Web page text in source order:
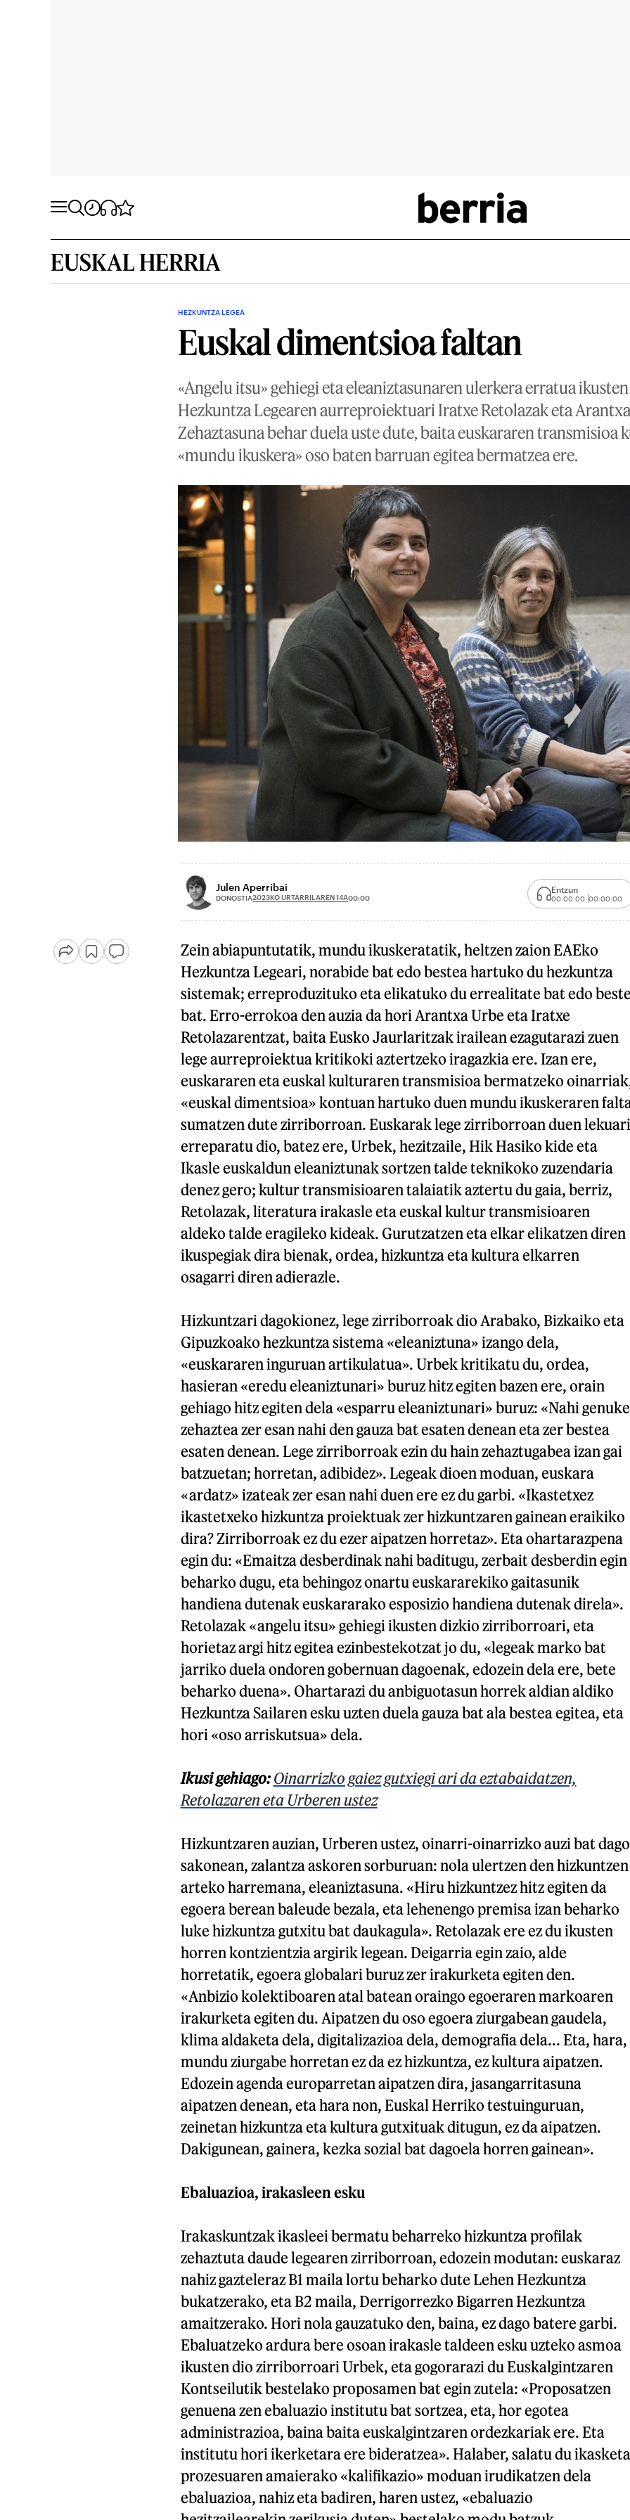
EUSKAL HERRIA
HEZKUNTZA LEGEA
Euskal dimentsioa faltan
«Angelu itsu» gehiegi eta eleaniztasunaren ulerkera erratua
Hezkuntza Legearen aurreproiektuari Iratxe Retolazak eta
Zehaztasuna behar duela uste dute, baita euskararen transmisioa
«mundu ikuskera» oso baten barruan egitea bermatzea ere.
Julen Aperribai
DONOSTIA2023KO URTARRILAREN 14A00:00
Entzun
00:00:00 00:00:00
Zein abiapuntutatik, mundu ikuskeratatik, heltzen zaion EAEko
Hezkuntza Legeari, norabide bat edo bestea hartuko du hezkuntza
sistemak; erreproduzituko eta elikatuko du errealitate bat edo beste
bat. Erro-errokoa den auzia da hori Arantxa Urbe eta Iratxe
Retolazarentzat, baita Eusko Jaurlaritzak irailean ezagutarazi zuen
lege aurreproiektua kritikoki aztertzeko iragazkia ere. Izan ere,
euskararen eta euskal kulturaren transmisioa bermatzeko
«euskal dimentsioa» kontuan hartuko duen mundu ikuskeraren falta
sumatzen dute zirriborroan. Euskarak lege zirriborroan duen lekuari
erreparatu dio, batez ere, Urbek, hezitzaile, Hik Hasiko kide eta
Ikasle euskaldun eleaniztunak sortzen talde teknikoko zuzendaria
denez gero; kultur transmisioaren talaiatik aztertu du gaia, berriz,
Retolazak, literatura irakasle eta euskal kultur transmisioaren
aldeko talde eragileko kideak. Gurutzatzen eta elkar elikatzen diren
ikuspegiak dira bienak, ordea, hizkuntza eta kultura elkarren
osagarri diren adierazle.
Hizkuntzari dagokionez, lege zirriborroak dio Arabako, Bizkaiko eta
Gipuzkoako hezkuntza sistema «eleaniztuna» izango dela,
«euskararen inguruan artikulatua». Urbek kritikatu du, ordea,
hasieran «eredu eleaniztunari» buruz hitz egiten bazen ere, orain
gehiago hitz egiten dela «esparru eleaniztunari» buruz: «Nahi genuke
zehaztea zer esan nahi den gauza bat esaten denean eta zer bestea
esaten denean. Lege zirriborroak ezin du hain zehaztugabea izan gai
batzuetan; horretan, adibidez». Legeak dioen moduan, euskara
«ardatz» izateak zer esan nahi duen ere ez du garbi. «Ikastetxez
ikastetxeko hizkuntza proiektuak zer hizkuntzaren gainean eraikiko
dira? Zirriborroak ez du ezer aipatzen horretaz». Eta ohartarazpena
egin du: «Emaitza desberdinak nahi baditugu, zerbait desberdin egin
beharko dugu, eta behingoz onartu euskararekiko gaitasunik
handiena dutenak euskararako esposizio handiena dutenak direla».
Retolazak «angelu itsu» gehiegi ikusten dizkio zirriborroari, eta
horietaz argi hitz egitea ezinbestekotzat jo du, «legeak marko bat
jarriko duela ondoren gobernuan dagoenak, edozein dela ere, bete
beharko duena». Ohartarazi du anbiguotasun horrek aldian aldiko
Hezkuntza Sailaren esku uzten duela gauza bat ala bestea egitea, eta
hori «oso arriskutsua» dela.
Ikusi gehiago: Oinarrizko gaiez gutxiegi ari da eztabaidatzen,
Retolazaren eta Urberen ustez
Hizkuntzaren auzian, Urberen ustez, oinarri-oinarrizko auzi bat dago
sakonean, zalantza askoren sorburuan: nola ulertzen den hizkuntzen
arteko harremana, eleaniztasuna. «Hiru hizkuntzez hitz egiten da
egoera berean baleude bezala, eta lehenengo premisa izan beharko
luke hizkuntza gutxitu bat daukagula». Retolazak ere ez du ikusten
horren kontzientzia argirik legean. Deigarria egin zaio, alde
horretatik, egoera globalari buruz zer irakurketa egiten den.
«Anbizio kolektiboaren atal batean oraingo egoeraren markoaren
irakurketa egiten du. Aipatzen du oso egoera ziurgabean gaudela,
klima aldaketa dela, digitalizazioa dela, demografia dela... Eta, hara,
mundu ziurgabe horretan ez da ez hizkuntza, ez kultura aipatzen.
Edozein agenda europarretan aipatzen dira, jasangarritasuna
aipatzen denean, eta hara non, Euskal Herriko testuinguruan,
zeinetan hizkuntza eta kultura gutxituak ditugun, ez da aipatzen.
Dakigunean, gainera, kezka sozial bat dagoela horren gainean».
Ebaluazioa, irakasleen esku
Irakaskuntzak ikasleei bermatu beharreko hizkuntza profilak
zehaztuta daude legearen zirriborroan, edozein modutan: euskaraz
nahiz gazteleraz B1 maila lortu beharko dute Lehen Hezkuntza
bukatzerako, eta B2 maila, Derrigorrezko Bigarren Hezkuntza
amaitzerako. Hori nola gauzatuko den, baina, ez dago batere garbi.
Ebaluatzeko ardura bere osoan irakasle taldeen esku uzteko asmoa
ikusten dio zirriborroari Urbek, eta gogorarazi du Euskalgintzaren
Kontseilutik bestelako proposamen bat egin zutela: «Proposatzen
genuena zen ebaluazio institutu bat sortzea, eta, hor egotea
administrazioa, baina baita euskalgintzaren ordezkariak ere. Eta
institutu hori ikerketara ere bideratzea». Halaber, salatu du ikasketa
prozesuaren amaierako «kalifikazio» moduan irudikatzen dela
ebaluazioa, nahiz eta badiren, haren ustez, «ebaluazio